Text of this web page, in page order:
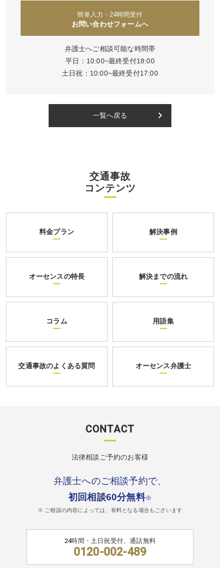
簡単入力・24時間受付
お問い合わせフォームへ
弁護士へご相談可能な時間帯
平日：10:00~最終受付18:00
土日祝：10:00~最終受付17:00
一覧へ戻る keyboard_arrow_right
交通事故
コンテンツ
料金プラン 解決事例
オーセンスの特長 解決までの流れ
コラム 用語集
交通事故のよくある質問 オーセンス弁護士
CONTACT
法律相談ご予約のお客様
弁護士へのご相談予約で、
初回相談60分無料※
※ ご相談の内容によっては、有料となる場合もございます
24時間・土日祝受付、通話無料
0120-002-489